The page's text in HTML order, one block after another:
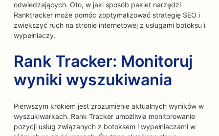
odwiedzających. Oto, w jaki sposób pakiet narzędzi
Ranktracker może pomóc zoptymalizować strategię SEO i
zwiększyć ruch na stronie internetowej z usługami botoksu i
wypełniaczy.
Rank Tracker: Monitoruj
wyniki wyszukiwania
Pierwszym krokiem jest zrozumienie aktualnych wyników w
wyszukiwarkach. Rank Tracker umożliwia monitorowanie
pozycji usług związanych z botoksem i wypełniaczami w